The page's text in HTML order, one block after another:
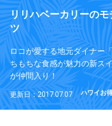
リリハベーカリーの
ツ
ロコが愛する地元ダイナー
ちもちな食感が魅力の新ス
が仲間入り！
更新日：2017.07.07 ハワイお